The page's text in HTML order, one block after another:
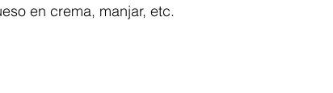
en crema, manjar, etc.